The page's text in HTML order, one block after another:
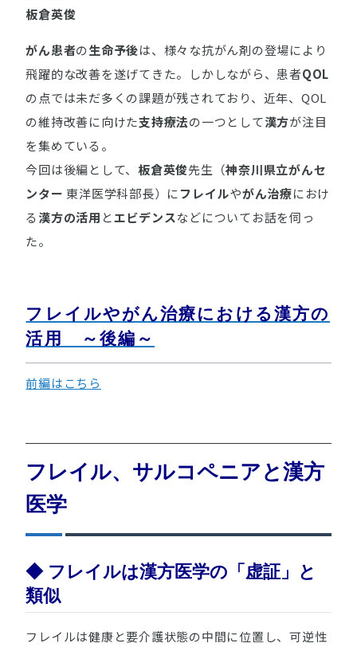
板倉英俊
がん患者の生命予後は、様々な抗がん剤の登場により
飛躍的な改善を遂げてきた。しかしながら、患者QOL
の点では未だ多くの課題が残されており、近年、QOL
の維持改善に向けた支持療法の一つとして漢方が注目
を集めている。
今回は後編として、板倉英俊先生（神奈川県立がんセ
ンター 東洋医学科部長）にフレイルやがん治療におけ
る 漢方の活用 とエビデンスなどについてお話を伺っ
た。
フレイルやがん治療における漢方の
活用 ～後編～
前編はこちら
フレイル、サルコペニアと漢方
医学
◆ フレイルは漢方医学の「虚証」と
類似
フレイルは健康と要介護状態の中間に位置し、可逆性